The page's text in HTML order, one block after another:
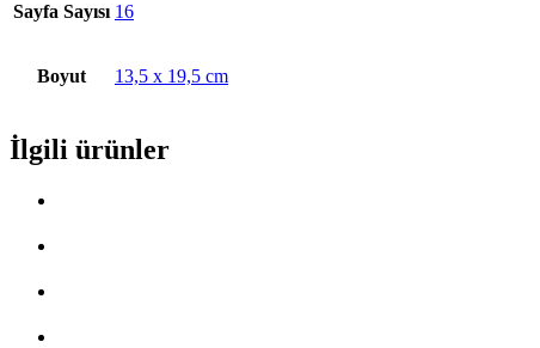
Sayfa Sayısı 16
Boyut 13,5 x 19,5 cm
İlgili ürünler